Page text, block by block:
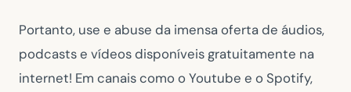
Portanto, use e abuse da imensa oferta de áudios,
podcasts e vídeos disponíveis gratuitamente na
internet! Em canais como o Youtube e o Spotify,